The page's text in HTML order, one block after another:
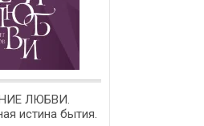
ЛЮБВИ.
истина бытия.